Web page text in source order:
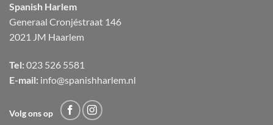
Spanish Harlem
Generaal Cronjéstraat 146
2021 JM Haarlem
Tel: 023 526 5581
E-mail: info@spanishharlem.nl
Volg ons op